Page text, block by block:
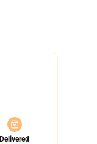
Delivered